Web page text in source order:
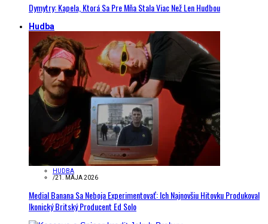
Dymytry: Kapela, Ktorá Sa Pre Mňa Stala Viac Než Len Hudbou
Hudba
HUDBA
/21. MÁJA 2026
Medial Banana Sa Neboja Experimentovať: Ich Najnovšiu Hitovku Produkoval
Ikonický Britský Producent Ed Solo